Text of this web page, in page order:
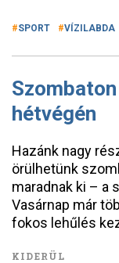
SPORT VÍZILABDA
hétvégén
Hazánk nagy
örülhetünk
maradnak ki – a
Vasárnap már
fokos lehűlés
KIDERÜL